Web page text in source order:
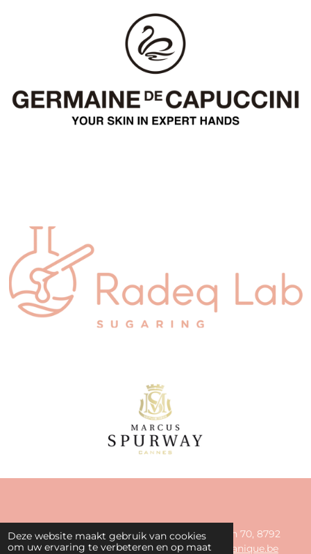
Deze website maakt gebruik van cookies
om uw ervaring te verbeteren en op maat
© 2024 - 2026 La Beautanique - Astridlaan 70, 8792
Desselgem - 0499 60 61 31-info@labeautanique.be